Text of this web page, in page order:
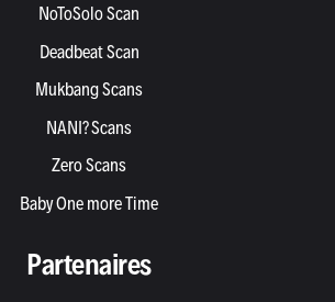
NoToSolo Scan
Deadbeat Scan
Mukbang Scans
NANI? Scans
Zero Scans
Baby One more Time
Partenaires